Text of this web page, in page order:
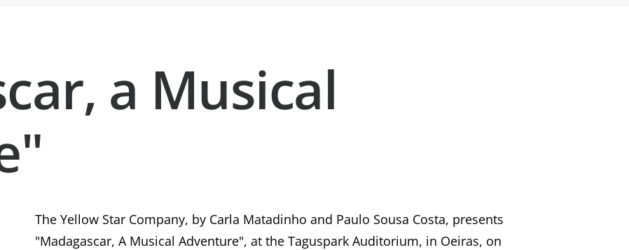
a Musical
The Yellow Star Company, by Carla Matadinho and Paulo Sousa Costa, presents
"Madagascar, A Musical Adventure", at the Taguspark Auditorium, in Oeiras, on